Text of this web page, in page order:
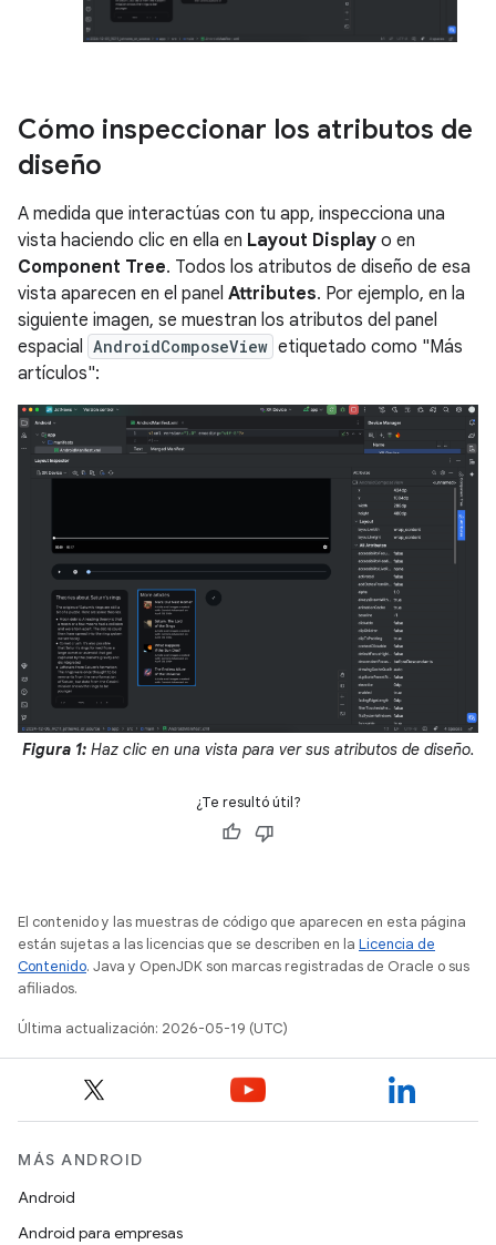
Cómo inspeccionar los atributos de
diseño
A medida que interactúas con tu app, inspecciona una
vista haciendo clic en ella en Layout Display o en
Component Tree. Todos los atributos de diseño de esa
vista aparecen en el panel Attributes. Por ejemplo, en la
siguiente imagen, se muestran los atributos del panel
espacial
AndroidComposeView etiquetado como "Más
artículos":
Figura 1:Haz clic en una vista para ver sus atributos de diseño.
¿Te resultó útil?
El contenido y las muestras de código que aparecen en esta página
están sujetas a las licencias que se describen en la Licencia de
Contenido. Java y OpenJDK son marcas registradas de Oracle o sus
afiliados.
Última actualización: 2026-05-19 (UTC)
MÁS ANDROID
Android
Android para empresas